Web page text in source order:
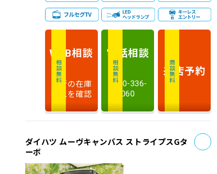
相談無料
WEB相談
最新の在庫
状況を確認
相談無料
電話相談
0120-336-
060
商談無料
来店予約
ダイハツ ムーヴキャンバス ストライプスGタ
ーボ